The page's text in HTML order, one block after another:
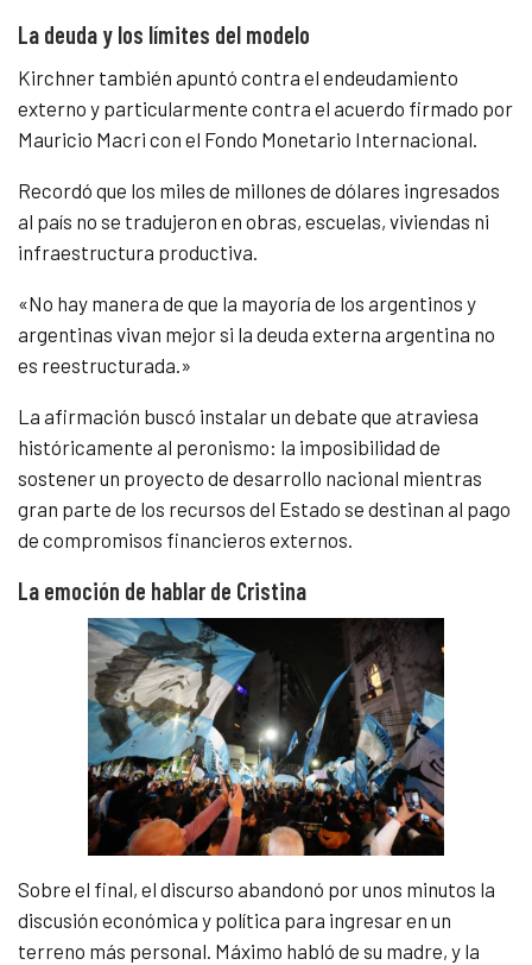
La deuda y los límites del modelo
Kirchner también apuntó contra el endeudamiento
externo y particularmente contra el acuerdo firmado por
Mauricio Macri con el Fondo Monetario Internacional.
Recordó que los miles de millones de dólares ingresados
al país no se tradujeron en obras, escuelas, viviendas ni
infraestructura productiva.
«No hay manera de que la mayoría de los argentinos y
argentinas vivan mejor si la deuda externa argentina no
es reestructurada.»
La afirmación buscó instalar un debate que atraviesa
históricamente al peronismo: la imposibilidad de
sostener un proyecto de desarrollo nacional mientras
gran parte de los recursos del Estado se destinan al pago
de compromisos financieros externos.
La emoción de hablar de Cristina
Sobre el final, el discurso abandonó por unos minutos la
discusión económica y política para ingresar en un
terreno más personal. Máximo habló de su madre, y la